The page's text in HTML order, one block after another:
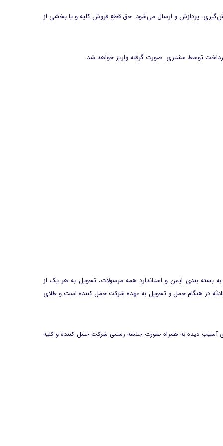
پردازش و ارسال می‌شود. حق قطع فروش کلیه و یا بخشی از
بندی ایمن و استاندارد همه مرسولات، تحویل به هر یک از
در هنگام حمل و تحویل به عهده شرکت حمل کننده است و طلای
شود و کالای آسیب دیده به همراه صورت جلسه رسمی شرکت حمل کننده و کلیه